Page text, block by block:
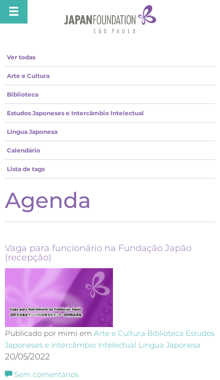
Ver todas
Arte e Cultura
Biblioteca
Estudos Japoneses e Intercâmbio Intelectual
Língua Japonesa
Calendário
Lista de tags
Agenda
Vaga para funcionário na Fundação Japão
(recepção)
Publicado por mimi em Arte e Cultura Biblioteca Estudos
Japoneses e Intercâmbio Intelectual Língua Japonesa
20/05/2022
Sem comentários